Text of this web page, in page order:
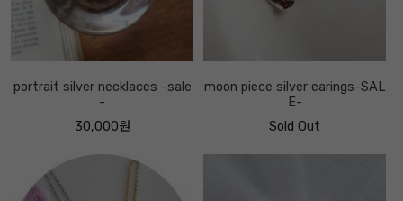
portrait silver necklaces -sale
-
30,000원
moon piece silver earings-SAL
E-
Sold Out